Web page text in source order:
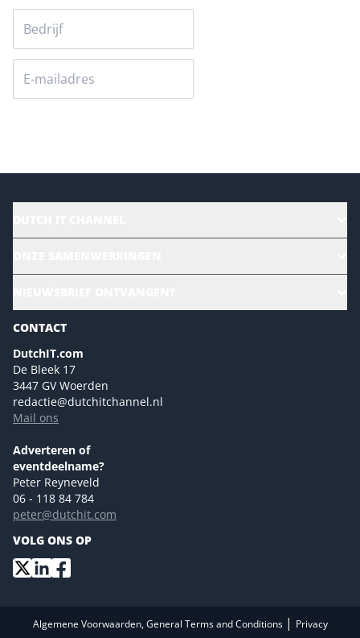
Magazines
Marketingmogelijkheden 2026
Eventmogelijkheden 2026
Advertising opportunities 2026 ENG
Event opportunities 2026 ENG
NL Digital
Versturen
CONTACT
DutchIT.com
De Bleek 17
3447 GV Woerden
redactie@dutchitchannel.nl
Mail ons
Adverteren of
eventdeelname?
Peter Reyneveld
06 - 118 84 784
peter@dutchit.com
VOLG ONS OP
Algemene Voorwaarden, General Terms and Conditions | Privacy